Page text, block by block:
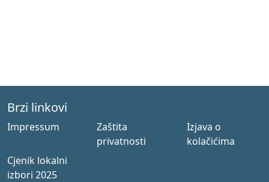
Brzi linkovi
Impressum
Zaštita
privatnosti
Izjava o
kolačićima
Cjenik lokalni
izbori 2025